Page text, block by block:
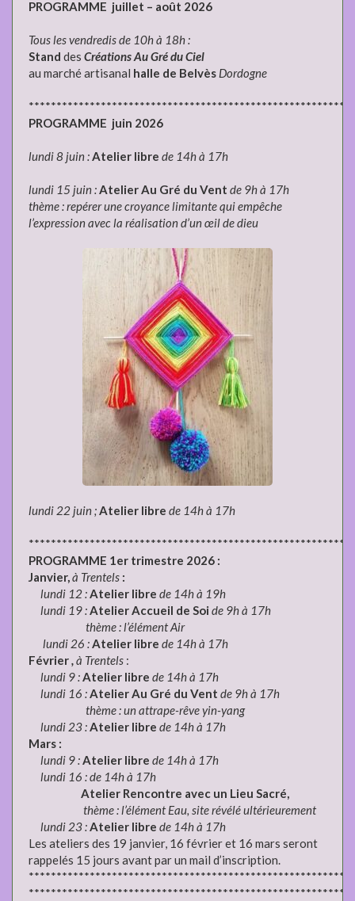
PROGRAMME juillet – août 2026
Tous les vendredis de 10h à 18h :
Stand des Créations Au Gré du Ciel
au marché artisanal halle de Belvès Dordogne
PROGRAMME juin 2026
lundi 8 juin : Atelier libre de 14h à 17h
lundi 15 juin : Atelier Au Gré du Vent de 9h à 17h
thème : repérer une croyance limitante qui empêche
l’expression avec la réalisation d’un œil de dieu
lundi 22 juin ; Atelier libre de 14h à 17h
PROGRAMME 1er trimestre 2026 :
Janvier, à Trentels :
lundi 12 : Atelier libre de 14h à 19h
lundi 19 : Atelier Accueil de Soi de 9h à 17h
thème : l’élément Air
lundi 26 : Atelier libre de 14h à 17h
Février à Trentels :
lundi 9 : Atelier libre de 14h à 17h
lundi 16 : Atelier Au Gré du Vent de 9h à 17h
thème : un attrape-rêve yin-yang
lundi 23 : Atelier libre de 14h à 17h
Mars :
lundi 9 : Atelier libre de 14h à 17h
lundi 16 : de 14h à 17h
Atelier Rencontre avec un Lieu Sacré,
thème : l’élément Eau, site révélé ultérieurement
lundi 23 : Atelier libre de 14h à 17h
Les ateliers des 19 janvier, 16 février et 16 mars seront
rappelés 15 jours avant par un mail d’inscription.